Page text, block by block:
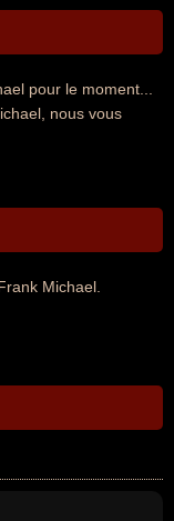
pour le moment...
nous vous
Michael.